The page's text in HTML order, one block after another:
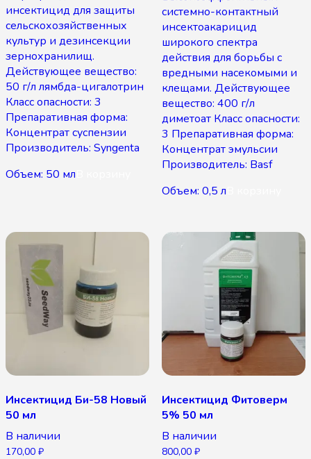
инсектицид для защиты
сельскохозяйственных
культур и дезинсекции
зернохранилищ.
Действующее вещество:
50 г/л лямбда-цигалотрин
Класс опасности: 3
Препаративная форма:
Концентрат суспензии
Производитель: Syngenta
Объем: 50 мл
системно-контактный
инсектоакарицид
широкого спектра
действия для борьбы с
вредными насекомыми и
клещами. Действующее
вещество: 400 г/л
диметоат Класс опасности:
3 Препаративная форма:
Концентрат эмульсии
Производитель: Basf
Объем: 0,5 л
Инсектицид Би-58 Новый
50 мл
В наличии
170,00 ₽
Инсектицид Фитоверм
5% 50 мл
В наличии
800,00 ₽